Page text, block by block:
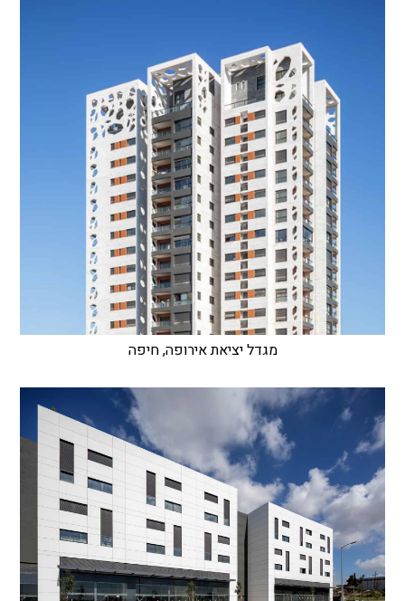
מגדל יציאת אירופה, חיפה